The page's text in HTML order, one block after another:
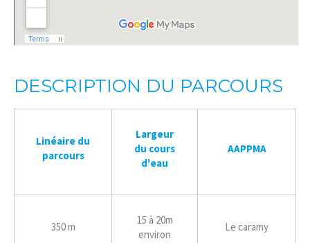
DESCRIPTION DU PARCOURS
Linéaire du
parcours
Largeur
du cours
d'eau
AAPPMA
350 m
15 à 20m
environ
Le caramy